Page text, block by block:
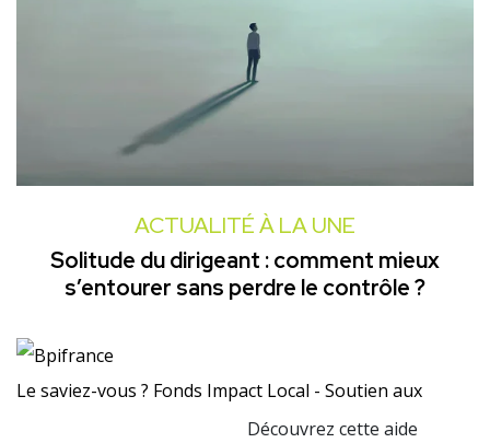
ACTUALITÉ À LA UNE
Solitude du dirigeant : comment mieux
s’entourer sans perdre le contrôle ?
Le saviez-vous ? Fonds Impact Local - Soutien aux
Découvrez cette aide